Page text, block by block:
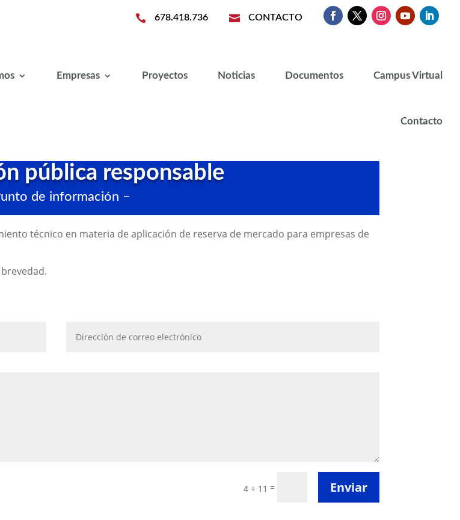
 678.418.736  CONTACTO
Empresas Proyectos Noticias Documentos Campus Virtual
Contacto
pública responsable
de información –
técnico en materia de aplicación de reserva de mercado para empresas de
4 + 11 = Enviar